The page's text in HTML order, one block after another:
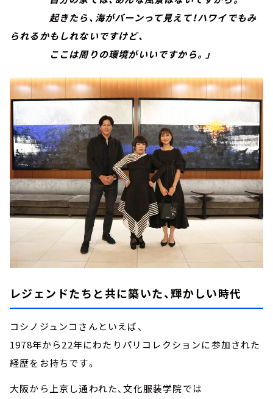
起きたら、海がバーンって見えて！ハワイでもみ
られるかもしれないですけど、
ここは周りの環境がいいですから。」
レジェンドたちと共に築いた、輝かしい時代
コシノジュンコさんといえば、
1978年から22年にわたりパリコレクションに参加された
経歴をお持ちです。
大阪から上京し通われた、文化服装学院では